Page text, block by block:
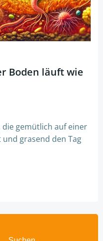
Boden läuft wie
die gemütlich auf einer
grasend den Tag